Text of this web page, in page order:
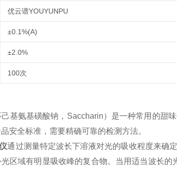
优云谱YOUYUNPU
±0.1%(A)
±2.0%
100次
氨基磺酸钠，Saccharin）是一种常用的甜味
安全标准，需要精确可靠的检测方法。
通过测量特定波长下溶液对光的吸收程度来确
区域有明显吸收峰的复合物。当用适当波长